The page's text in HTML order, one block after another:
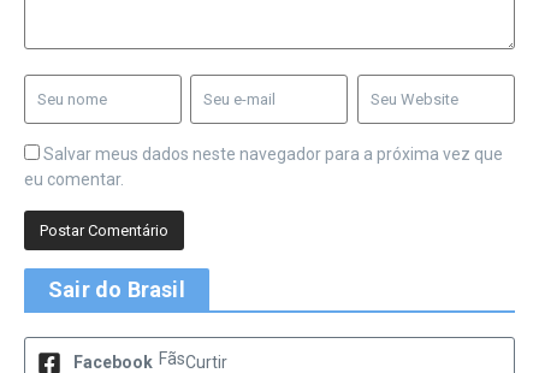
Salvar meus dados neste navegador para a próxima vez que
eu comentar.
Sair do Brasil
Facebook FãsCurtir